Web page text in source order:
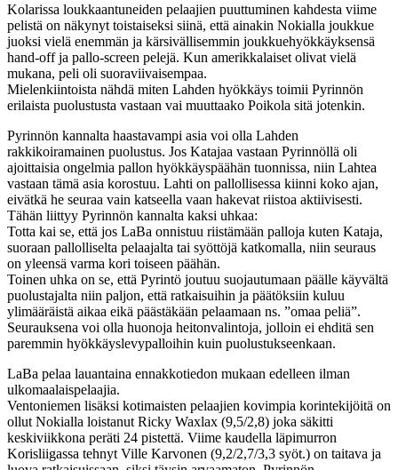
Kolarissa loukkaantuneiden pelaajien puuttuminen kahdesta viime
pelistä on näkynyt toistaiseksi siinä, että ainakin Nokialla joukkue
juoksi vielä enemmän ja kärsivällisemmin joukkuehyökkäyksensä
hand-off ja pallo-screen pelejä. Kun amerikkalaiset olivat vielä
mukana, peli oli suoraviivaisempaa.
Mielenkiintoista nähdä miten Lahden hyökkäys toimii Pyrinnön
erilaista puolustusta vastaan vai muuttaako Poikola sitä jotenkin.
Pyrinnön kannalta haastavampi asia voi olla Lahden
rakkikoiramainen puolustus. Jos Katajaa vastaan Pyrinnöllä oli
ajoittaisia ongelmia pallon hyökkäyspäähän tuonnissa, niin Lahtea
vastaan tämä asia korostuu. Lahti on pallollisessa kiinni koko ajan,
eivätkä he seuraa vain katseella vaan hakevat riistoa aktiivisesti.
Tähän liittyy Pyrinnön kannalta kaksi uhkaa:
Totta kai se, että jos LaBa onnistuu riistämään palloja kuten Kataja,
suoraan pallolliselta pelaajalta tai syöttöjä katkomalla, niin seuraus
on yleensä varma kori toiseen päähän.
Toinen uhka on se, että Pyrintö joutuu suojautumaan päälle käyvältä
puolustajalta niin paljon, että ratkaisuihin ja päätöksiin kuluu
ylimääräistä aikaa eikä päästäkään pelaamaan ns. ”omaa peliä”.
Seurauksena voi olla huonoja heitonvalintoja, jolloin ei ehditä sen
paremmin hyökkäyslevypalloihin kuin puolustukseenkaan.
LaBa pelaa lauantaina ennakkotiedon mukaan edelleen ilman
ulkomaalaispelaajia.
Ventoniemen lisäksi kotimaisten pelaajien kovimpia korintekijöitä on
ollut Nokialla loistanut Ricky Waxlax (9,5/2,8) joka säkitti
keskiviikkona peräti 24 pistettä. Viime kaudella läpimurron
Korisliigassa tehnyt Ville Karvonen (9,2/2,7/3,3 syöt.) on taitava ja